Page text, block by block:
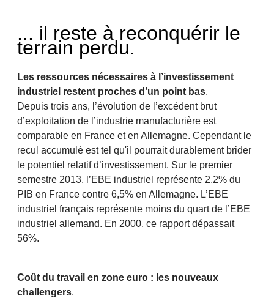
... il reste à reconquérir le
terrain perdu.
Les ressources nécessaires à l’investissement
industriel restent proches d’un point bas.
Depuis trois ans, l’évolution de l’excédent brut
d’exploitation de l’industrie manufacturière est
comparable en France et en Allemagne. Cependant le
recul accumulé est tel qu'il pourrait durablement brider
le potentiel relatif d’investissement. Sur le premier
semestre 2013, l’EBE industriel représente 2,2% du
PIB en France contre 6,5% en Allemagne. L’EBE
industriel français représente moins du quart de l’EBE
industriel allemand. En 2000, ce rapport dépassait
56%.
Coût du travail en zone euro : les nouveaux
challengers.